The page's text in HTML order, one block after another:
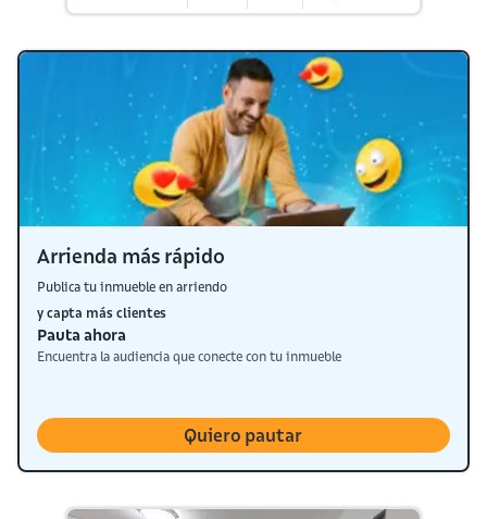
Arrienda más rápido
Publica tu inmueble en arriendo
y capta más clientes
Pauta ahora
Encuentra la audiencia que conecte con tu inmueble
Quiero pautar